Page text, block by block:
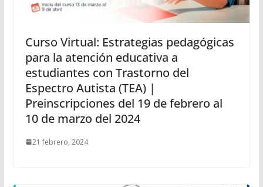
Curso Virtual: Estrategias pedagógicas
para la atención educativa a
estudiantes con Trastorno del
Espectro Autista (TEA) |
Preinscripciones del 19 de febrero al
10 de marzo del 2024
21 febrero, 2024